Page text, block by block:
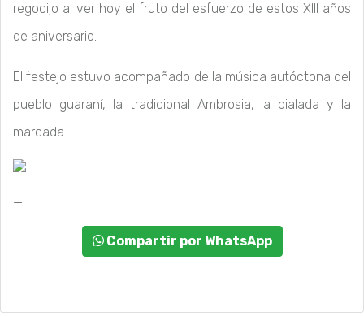
regocijo al ver hoy el fruto del esfuerzo de estos XIII años
de aniversario.
El festejo estuvo acompañado de la música autóctona del
pueblo guaraní, la tradicional Ambrosia, la pialada y la
marcada.
_
Compartir por WhatsApp